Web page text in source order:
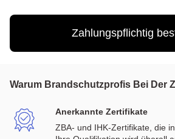
Zahlungspflichtig
Warum Brandschutzprofis Bei Der
Anerkannte Zertifikate
ZBA- und IHK-Zertifikate, die